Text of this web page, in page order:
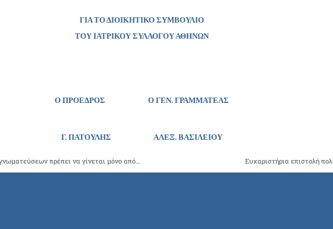
ΓΙΑ ΤΟ ΔΙΟΙΚΗΤΙΚΟ ΣΥΜΒΟΥΛΙΟ
ΤΟΥ ΙΑΤΡΙΚΟΥ ΣΥΛΛΟΓΟΥ ΑΘΗΝΩΝ
Ο ΠΡΟΕΔΡΟΣ Ο ΓΕΝ. ΓΡΑΜΜΑΤΕΑΣ
Γ. ΠΑΤΟΥΛΗΣ ΑΛΕΞ. ΒΑΣΙΛΕΙΟΥ
Ο έλεγχος των ιατρών και των ιατρικών υπηρεσιών και γνωματεύσεων πρέπει να γίνεται μόνο από ιατρούς Ευχαριστήρια επιστολή